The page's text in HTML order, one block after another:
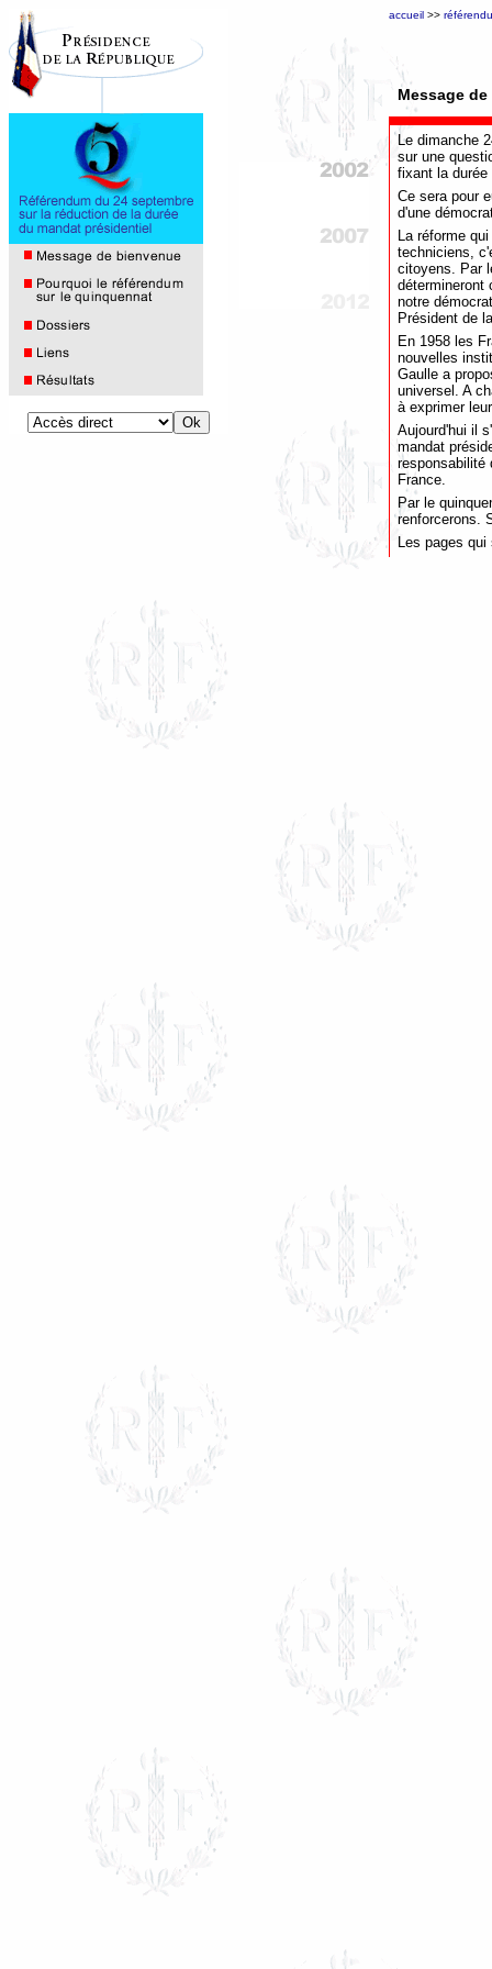
accueil >>
Message
Le dimanche
sur une
fixant la
Ce sera pour
d'une
La réforme
techniciens,
citoyens. Par
détermineront
notre
Président de
En 1958 les
nouvelles
Gaulle a
universel. A
à exprimer
Aujourd'hui il
mandat
responsabilité
France.
Par le
renforcerons.
Les pages